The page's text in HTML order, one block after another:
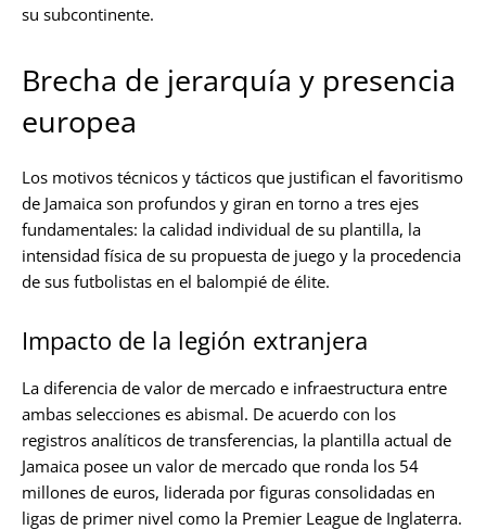
su subcontinente.
Brecha de jerarquía y presencia
europea
Los motivos técnicos y tácticos que justifican el favoritismo
de Jamaica son profundos y giran en torno a tres ejes
fundamentales: la calidad individual de su plantilla, la
intensidad física de su propuesta de juego y la procedencia
de sus futbolistas en el balompié de élite.
Impacto de la legión extranjera
La diferencia de valor de mercado e infraestructura entre
ambas selecciones es abismal. De acuerdo con los
registros analíticos de transferencias, la plantilla actual de
Jamaica posee un valor de mercado que ronda los 54
millones de euros, liderada por figuras consolidadas en
ligas de primer nivel como la Premier League de Inglaterra.